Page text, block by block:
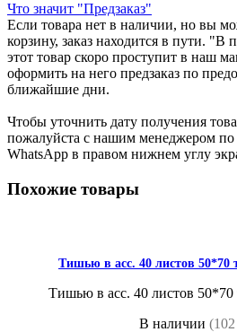
Что значит "Предзаказ"
Если товара нет в наличии, но вы
корзину, заказ находится в пути. "В
этот товар скоро проступит в наш
оформить на него предзаказ по
ближайшие дни.
Чтобы уточнить дату получения
пожалуйста с нашим менеджером по
WhatsApp в правом нижнем углу
Похожие товары
Тишью в асс. 40 листов 50*70
Тишью в асс. 40 листов
В наличии